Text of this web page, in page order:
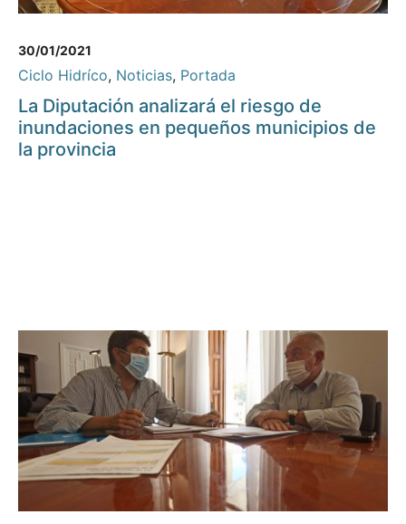
30/01/2021
Ciclo Hidríco, Noticias, Portada
La Diputación analizará el riesgo de
inundaciones en pequeños municipios de
la provincia